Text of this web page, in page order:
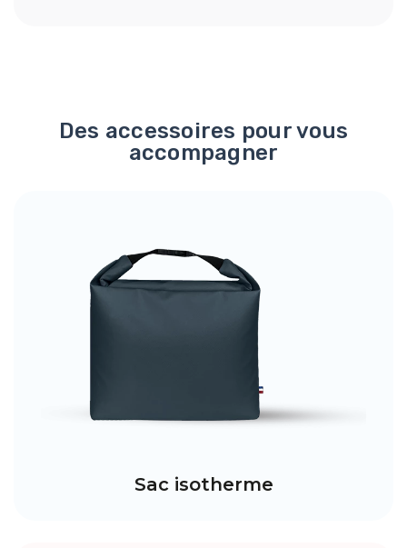
Des accessoires pour vous
accompagner
Sac isotherme